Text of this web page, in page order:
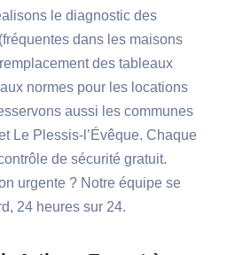
le diagnostic des
dans les maisons
des tableaux
normes pour les locations
aussi les communes
Le Plessis-l’Évêque. Chaque
de sécurité gratuit.
urgente ? Notre équipe se
24 heures sur 24.